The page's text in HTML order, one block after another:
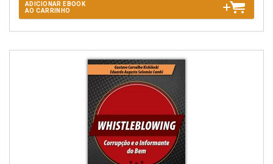
ADICIONAR EBOOK
AO CARRINHO